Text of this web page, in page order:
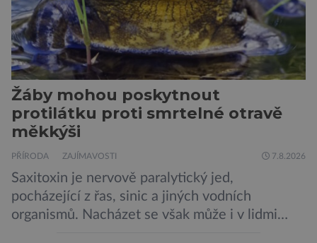
Žáby mohou poskytnout
protilátku proti smrtelné otravě
měkkýši
PŘÍRODA ZAJÍMAVOSTI 7.8.2026
Saxitoxin je nervově paralytický jed,
pocházející z řas, sinic a jiných vodních
organismů. Nacházet se však může i v lidmi